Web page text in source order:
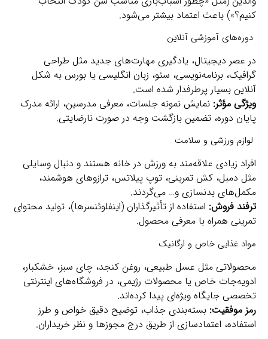
کنیم؟») باعث اعتماد بیشتر می‌شود.
دوره‌های آموزشی آنلاین
در عصر دیجیتال، یادگیری مهارت‌های جدید مثل طراحی
گرافیک، برنامه‌نویسی، سئو، زبان انگلیسی یا بورس به شکل
آنلاین بسیار پرطرفدار شده است.
ویژگی مؤثر: نمایش نمونه جلسات، معرفی مدرسین، ارائه مدرک
پایان دوره، تضمین بازگشت وجه در صورت نارضایتی.
لوازم ورزشی و سلامت
افراد زیادی علاقه‌مند به ورزش در خانه هستند و دنبال وسایلی
مثل دمبل، کش تمرینی، توپ پیلاتس، ترازوهای هوشمند،
مکمل‌های بدنسازی و… می‌گردند.
ترفند فروش: استفاده از تأثیرگذاران (اینفلوئنسرها)، تولید محتوای
تمرینی همراه با معرفی محصول.
مواد غذایی خاص و ارگانیک
محصولاتی مثل عسل طبیعی، روغن کنجد، چای سبز، خشکبار،
ادویه‌جات خاص یا محصولات رژیمی، در فروشگاه‌های اینترنتی
تخصصی جایگاه ویژه‌ای پیدا کرده‌اند.
رمز موفقیت: بسته‌بندی جذاب، توضیح دقیق خواص و طرز
استفاده، اعتمادسازی از طریق درج مجوزها و نظر خریداران.